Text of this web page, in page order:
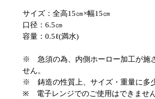
サイズ：全高15㎝×幅15㎝
口径：6.5㎝
容量：0.5ℓ(満水)
※ 急須の為、内側ホーロー加工が施
せん。
※ 鋳造の性質上、サイズ・重量に多
※ 電子レンジでのご使用はできません